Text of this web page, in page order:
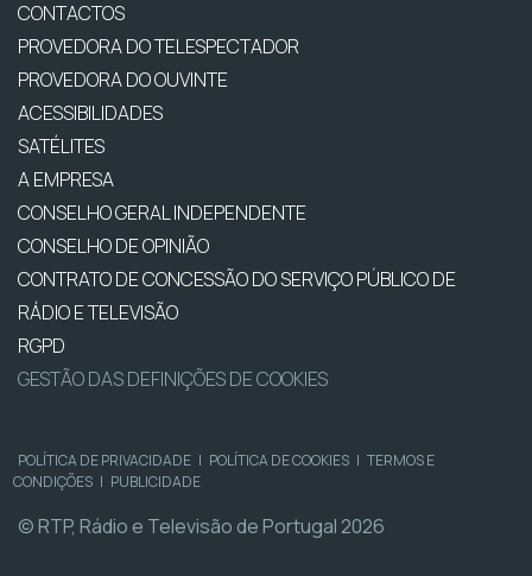
CONTACTOS
PROVEDORA DO TELESPECTADOR
PROVEDORA DO OUVINTE
ACESSIBILIDADES
SATÉLITES
A EMPRESA
CONSELHO GERAL INDEPENDENTE
CONSELHO DE OPINIÃO
CONTRATO DE CONCESSÃO DO SERVIÇO PÚBLICO DE
RÁDIO E TELEVISÃO
RGPD
GESTÃO DAS DEFINIÇÕES DE COOKIES
POLÍTICA DE PRIVACIDADE | POLÍTICA DE COOKIES | TERMOS E
CONDIÇÕES | PUBLICIDADE
© RTP, Rádio e Televisão de Portugal 2026